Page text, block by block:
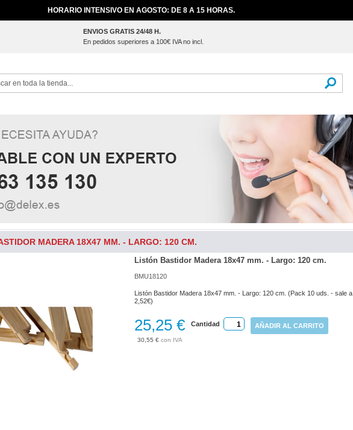
HORARIO INTENSIVO EN AGOSTO: DE 8 A 15 HORAS.
ENVIOS GRATIS 24/48 H.
En pedidos superiores a 100€ IVA no incl.
MADERA 18X47 MM. - LARGO: 120 CM.
Listón Bastidor Madera 18x47 mm. - Largo: 120 cm.
BMU18120
Listón Bastidor Madera 18x47 mm. - Largo: 120 cm. (Pack 10 uds. - sale a
2,52€)
30,55 €
25,25 € Cantidad AÑADIR AL CARRITO